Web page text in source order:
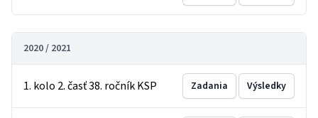
2020 / 2021
1. kolo 2. časť 38. ročník KSP Zadania Výsledky